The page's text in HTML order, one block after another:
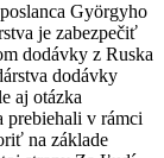
Györgyho
je zabezpečiť
dodávky z Ruska
dodávky
aj otázka
prebiehali v rámci
na základe